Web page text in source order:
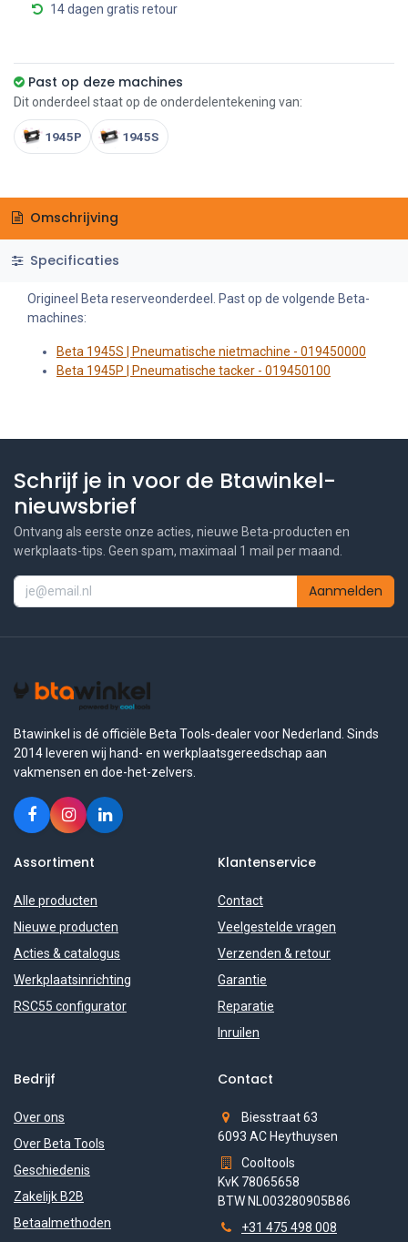
14 dagen gratis retour
Past op deze machines
Dit onderdeel staat op de onderdelentekening van:
1945P 1945S
Omschrijving
Specificaties
Origineel Beta reserveonderdeel. Past op de volgende Beta-
machines:
Beta 1945S | Pneumatische nietmachine - 019450000
Beta 1945P | Pneumatische tacker - 019450100
Schrijf je in voor de Btawinkel-
nieuwsbrief
Ontvang als eerste onze acties, nieuwe Beta-producten en
werkplaats-tips. Geen spam, maximaal 1 mail per maand.
Aanmelden
Btawinkel is dé officiële Beta Tools-dealer voor Nederland. Sinds
2014 leveren wij hand- en werkplaatsgereedschap aan
vakmensen en doe-het-zelvers.
Assortiment
Alle producten
Nieuwe producten
Acties & catalogus
Werkplaatsinrichting
RSC55 configurator
Klantenservice
Contact
Veelgestelde vragen
Verzenden & retour
Garantie
Reparatie
Inruilen
Bedrijf
Over ons
Over Beta Tools
Geschiedenis
Zakelijk B2B
Betaalmethoden
Contact
Biesstraat 63
6093 AC Heythuysen
Cooltools
KvK 78065658
BTW NL003280905B86
+31 475 498 008